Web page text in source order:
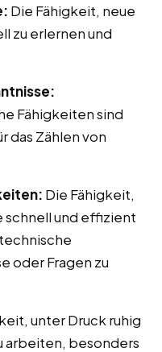
Die Fähigkeit, neue
zu erlernen und
Fähigkeiten sind
das Zählen von
Die Fähigkeit,
und effizient
oder Fragen zu
unter Druck ruhig
arbeiten, besonders